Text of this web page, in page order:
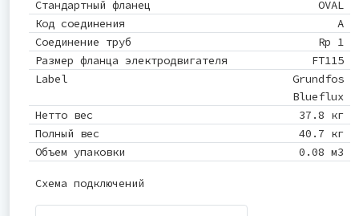
Стандартный фланец
OVAL
Код соединения
A
Соединение труб
Rp 1
Размер фланца электродвигателя
FT115
Label
Grundfos
Blueflux
Нетто вес
37.8 кг
Полный вес
40.7 кг
Объем упаковки
0.08 м3
Схема подключений